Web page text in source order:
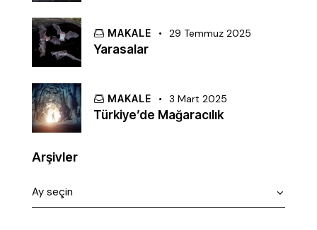
MAKALE 29 Temmuz 2025
Yarasalar
MAKALE 3 Mart 2025
Türkiye’de Mağaracılık
Arşivler